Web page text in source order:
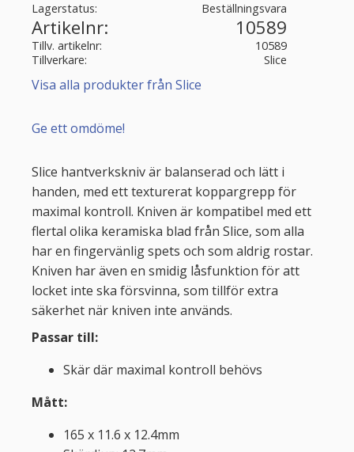
Lagerstatus Beställningsvara
Artikelnr 10589
Tillv. artikelnr
10589
Tillverkare
Slice
Visa alla produkter från Slice
Ge ett omdöme!
Slice hantverkskniv är balanserad och lätt i
handen, med ett texturerat koppargrepp för
maximal kontroll. Kniven är kompatibel med ett
flertal olika keramiska blad från Slice, som alla
har en fingervänlig spets och som aldrig rostar.
Kniven har även en smidig låsfunktion för att
locket inte ska försvinna, som tillför extra
säkerhet när kniven inte används.
Passar till:
Skär där maximal kontroll behövs
Mått:
165 x 11.6 x 12.4mm